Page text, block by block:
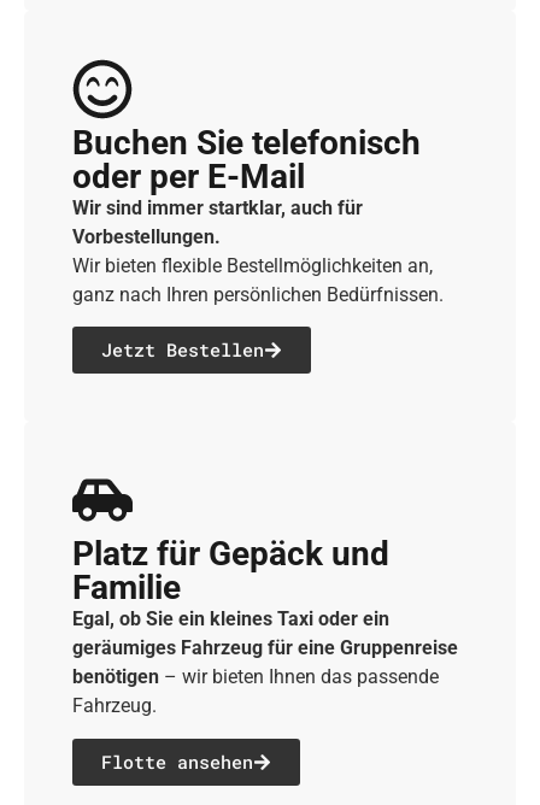
Buchen Sie telefonisch
oder per E-Mail
Wir sind immer startklar, auch für
Vorbestellungen.
Wir bieten flexible Bestellmöglichkeiten an,
ganz nach Ihren persönlichen Bedürfnissen.
Jetzt Bestellen
Platz für Gepäck und
Familie
Egal, ob Sie ein kleines Taxi oder ein
geräumiges Fahrzeug für eine Gruppenreise
benötigen – wir bieten Ihnen das passende
Fahrzeug.
Flotte ansehen